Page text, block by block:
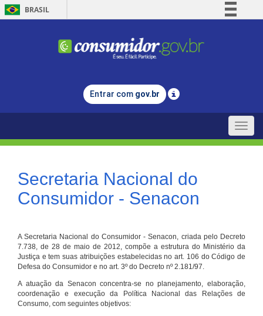
BRASIL
Comunica BR
Legislação
Entrar com gov.br
Toggle
Secretaria Nacional do
Consumidor - Senacon
A Secretaria Nacional do Consumidor - Senacon, criada pelo Decreto
7.738, de 28 de maio de 2012, compõe a estrutura do Ministério da
Justiça e tem suas atribuições estabelecidas no art. 106 do Código de
Defesa do Consumidor e no art. 3º do Decreto nº 2.181/97.
A atuação da Senacon concentra-se no planejamento, elaboração,
coordenação e execução da Política Nacional das Relações de
Consumo, com seguintes objetivos: